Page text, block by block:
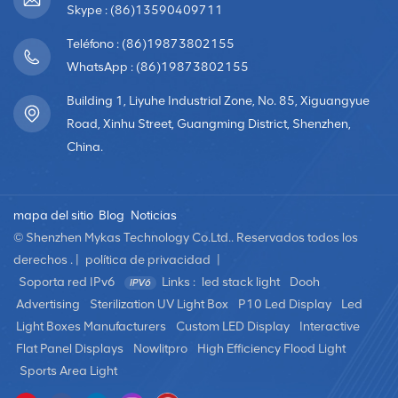
superficies de diferentes formas. Esto los hace
las pantallas de película LED tienen una alta luminosidad,
lo que produce imágenes y vídeos brillantes y claros.
interiores como en exteriores.Bajo consumo de energía:
las pantallas de película LED utilizan tecnología LED, lo
que ayuda a ahorrar energía y reducir el consumo de
visualización tradicionales. Esto no sólo es respetuoso
con el medio ambiente sino también rentable.Alto
contraste: las pantallas de película LED ofrecen un alto
contraste y muestran imágenes y vídeos vívidos.
Mantienen la claridad y el detalle tanto en ambientes
oscuros como brillantes.Amplio ángulo de visión: las
pantallas de película LED tienen un amplio rango de
ángulos de visión, lo que permite a los espectadores ver
imágenes y vídeos claros desde diferentes
Skype : (86)13590409711
Teléfono : (86)19873802155
WhatsApp : (86)19873802155
Building 1, Liyuhe Industrial Zone, No. 85, Xiguangyue
Road, Xinhu Street, Guangming District, Shenzhen,
China.
mapa del sitio Blog Noticias
© Shenzhen Mykas Technology Co.Ltd.. Reservados todos los
derechos . |
política de privacidad
Soporta red IPv6
Links : led stack light
Dooh
Advertising
Sterilization UV Light Box P10 Led Display
Led
Light Boxes Manufacturers
Custom LED Display
Interactive
Flat Panel Displays
Nowlitpro
High Efficiency Flood Light
Sports Area Light